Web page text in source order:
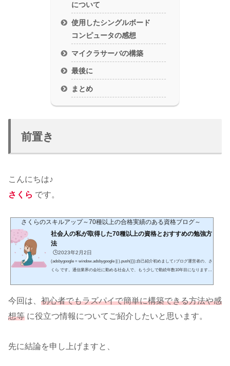
について
使用したシングルボード
コンピュータの感想
マイクラサーバの構築
最後に
まとめ
前置き
こんにちは♪
さくら です。
さくらのスキルアップ～70種以上の合格実績のある資格ブログ～
社会人の私が取得した70種以上の資格とおすすめの勉強方
法
🕒️2023年2月2日
(adsbygoogle = window.adsbygoogle || ).push({});自己紹介初めまして♪ブログ運営者の、さ
くら です。通信業界の会社に勤める社会人で、もう少しで勤続年数10年目になります。
ようになりたいです。また、入社後に取得した資格は70種以上であり、具体的な資格名
は、この先の記事を読んで頂ければ幸いです。2025年の目標としては、英語に力を入
れ、具体的にはTOEI...
今回は、 初心者でもラズパイで簡単に構築できる方法や感
想等 に役立つ情報についてご紹介したいと思います。
先に結論を申し上げますと、